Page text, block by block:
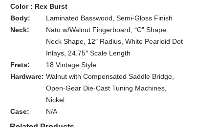
Color : Rex Burst
Body:
Laminated Basswood, Semi-Gloss Finish
Neck:
Nato w/Walnut Fingerboard, “C” Shape
Neck Shape, 12″ Radius, White Pearloid Dot
Inlays, 24.75″ Scale Length
Frets:
18 Vintage Style
Hardware: Walnut with Compensated Saddle Bridge,
Open-Gear Die-Cast Tuning Machines,
Nickel
Case:
N/A